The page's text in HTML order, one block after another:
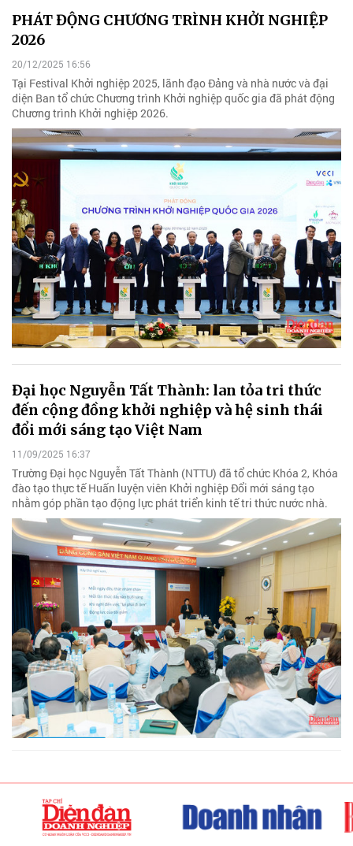
PHÁT ĐỘNG CHƯƠNG TRÌNH KHỞI NGHIỆP
2026
20/12/2025 16:56
Tại Festival Khởi nghiệp 2025, lãnh đạo Đảng và nhà nước và đại
diện Ban tổ chức Chương trình Khởi nghiệp quốc gia đã phát động
Chương trình Khởi nghiệp 2026.
Đại học Nguyễn Tất Thành: lan tỏa tri thức
đến cộng đồng khởi nghiệp và hệ sinh thái
đổi mới sáng tạo Việt Nam
11/09/2025 16:37
Trường Đại học Nguyễn Tất Thành (NTTU) đã tổ chức Khóa 2, Khóa
đào tạo thực tế Huấn luyện viên Khởi nghiệp Đổi mới sáng tạo
nhằm góp phần tạo động lực phát triển kinh tế tri thức nước nhà.